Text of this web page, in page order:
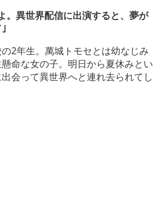
。異世界配信に出演すると、夢が
2年生。萬城トモセとは幼なじみ
命な女の子。明日から夏休みとい
会って異世界へと連れ去られてし